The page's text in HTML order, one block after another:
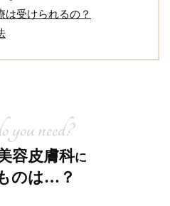
は受けられるの？
you need?
容皮膚科に
のは…？